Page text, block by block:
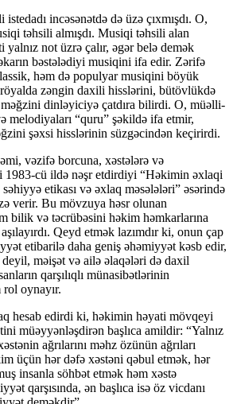
incəsənətdə də üzə çıxmışdı. O,
təhsili almışdı. Musiqi təhsili alan
not üzrə çalır, əgər belə demək
bəstələ­di­yi mu­siqini ifa edir. Zərifə
həm də populyar musiqini bö­­­­­yük
zəngin daxili hisslərini, bü­töv­­­lük­də
dinləyiciyə çatdıra bilirdi. O, müəl­li­
melodiyaları “quru” şəkildə ifa etmir,
şəxsi hisslərinin süzgəcindən keçirirdi.
vəzifə borcuna, xəstələrə və
1983-cü ildə nəşr etdirdiyi “Həkimin əxlaqi
etikası və əxlaq məsələləri” əsərində
verir. Bu möv­­zuya həsr olunan
bilik və təcrübəsini həkim həmkarlarına
Qeyd etmək lazımdır ki, onun çap
etibarilə daha geniş əhəmiyyət kəsb edir,
məişət və ailə əlaqələri də daxil
qarşılıqlı münasibətlərinin
oynayır.
hesab edirdi ki, həkimin həyati mövqeyi
müəyyənləşdirən başlıca amildir: “Yalnız
ağrılarını məhz özünün ağrıları
üçün hər də­fə xəstəni qəbul etmək, hər
insanla söhbət et­­mək həm xəstə
qarşısında, ən başlıca isə öz vic­danı